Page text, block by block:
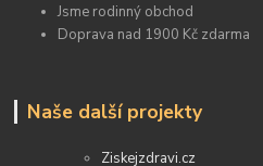
Jsme rodinný obchod
Doprava nad 1900 Kč zdarma
Naše další projekty
Ziskejzdravi.cz